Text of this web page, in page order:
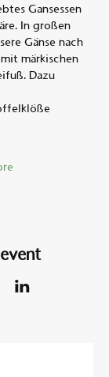
Gansessen
In großen
Gänse nach
märkischen
Dazu